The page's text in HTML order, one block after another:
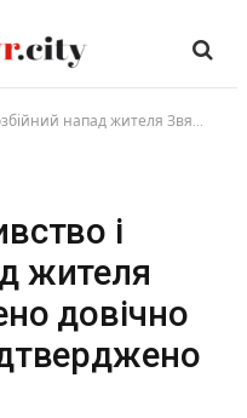
довічно – вирок суду підтверджено в апеляції
і
жителя
довічно